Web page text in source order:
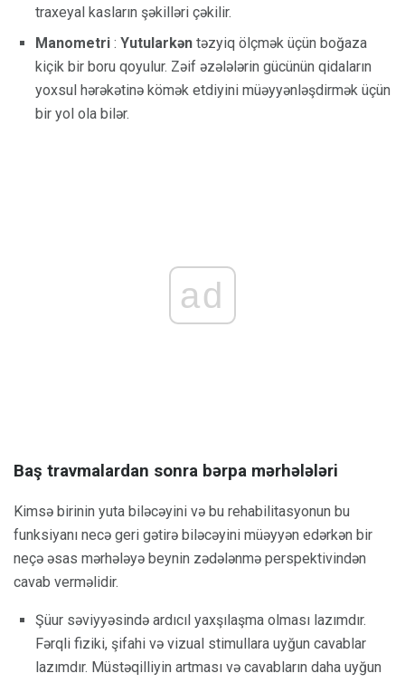
traxeyal kasların şəkilləri çəkilir.
Manometri : Yutularkən təzyiq ölçmək üçün boğaza
kiçik bir boru qoyulur. Zəif əzələlərin gücünün qidaların
yoxsul hərəkətinə kömək etdiyini müəyyənləşdirmək üçün
bir yol ola bilər.
ad
Baş travmalardan sonra bərpa mərhələləri
Kimsə birinin yuta biləcəyini və bu rehabilitasyonun bu
funksiyanı necə geri gətirə biləcəyini müəyyən edərkən bir
neçə əsas mərhələyə beynin zədələnmə perspektivindən
cavab verməlidir.
Şüur səviyyəsində ardıcıl yaxşılaşma olması lazımdır.
Fərqli fiziki, şifahi və vizual stimullara uyğun cavablar
lazımdır. Müstəqilliyin artması və cavabların daha uyğun